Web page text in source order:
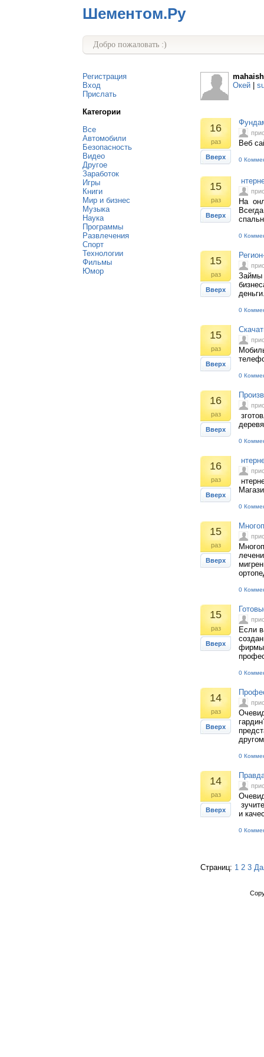
Шементом.Ру
Добро пожаловать :)
Регистрация
Вход
Прислать
Категории
Все
Автомобили
Безопасность
Видео
Другое
Заработок
Игры
Книги
Мир и бизнес
Музыка
Наука
Программы
Развлечения
Спорт
Технологии
Фильмы
Юмор
Окей
16
раз
Вверх
Веб
0
15
раз
Вверх
На
0
15
раз
Вверх
Займы
0
15
раз
Вверх
0
16
раз
Вверх
0
16
раз
Вверх
0
15
раз
Вверх
0
15
раз
Вверх
Если
фирмы
0
14
раз
Вверх
0
14
раз
Вверх
и
0
Страниц: 1 2 3